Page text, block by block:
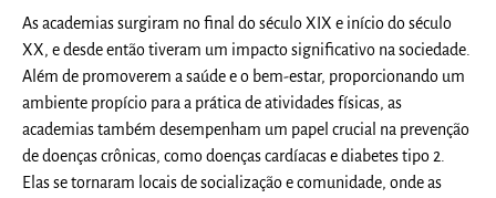
As academias surgiram no final do século XIX e início do século
XX, e desde então tiveram um impacto significativo na sociedade.
Além de promoverem a saúde e o bem-estar, proporcionando um
ambiente propício para a prática de atividades físicas, as
academias também desempenham um papel crucial na prevenção
de doenças crônicas, como doenças cardíacas e diabetes tipo 2.
Elas se tornaram locais de socialização e comunidade, onde as